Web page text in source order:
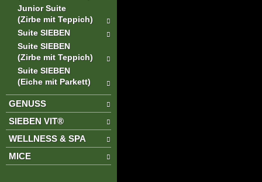
Junior Suite
(Zirbe mit Teppich)
Suite SIEBEN
Suite SIEBEN
(Zirbe mit Teppich)
Suite SIEBEN
(Eiche mit Parkett)
GENUSS
SIEBEN VIT®
WELLNESS & SPA
MICE